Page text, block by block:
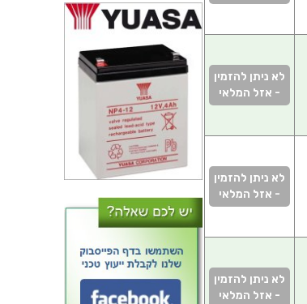
לא ניתן להזמין
- אזל המלאי
לא ניתן להזמין
- אזל המלאי
לא ניתן להזמין
- אזל המלאי